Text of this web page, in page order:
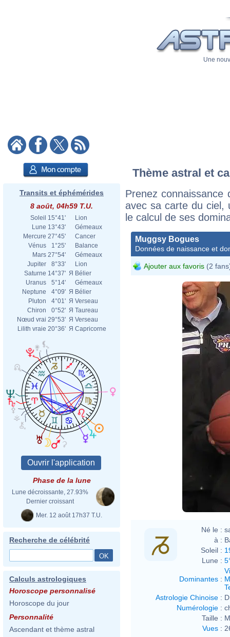
Une
Transits et éphémérides
8 août, 04h59 T.U.
Soleil 15°41'
Lion
Lune 13°43'
Gémeaux
Mercure 27°45'
Cancer
Vénus
1°25'
Balance
Mars 27°54'
Gémeaux
Jupiter
8°33'
Lion
Saturne 14°37' Я Bélier
Uranus
5°14'
Gémeaux
Neptune
4°09' Я Bélier
Pluton
4°01' Я Verseau
Chiron
0°52' Я Taureau
Nœud vrai 29°53' Я Verseau
Lilith vraie 20°36' Я Capricorne
Phase de la lune
Lune décroissante, 27.93%
Dernier croissant
Mer. 12 août 17h37 T.U.
Recherche de célébrité
Calculs astrologiques
Horoscope personnalisé
Horoscope du jour
Personnalité
Ascendant et thème astral
Thème astral et
Prenez
avec sa carte du ciel,
le calcul de ses
Muggsy Bogues
Données de naissance et
Ajouter aux favoris (2
Né le :
à :
Soleil :
Lune :
Dominantes :
Astrologie Chinoise :
Numérologie :
Taille :
Vues :